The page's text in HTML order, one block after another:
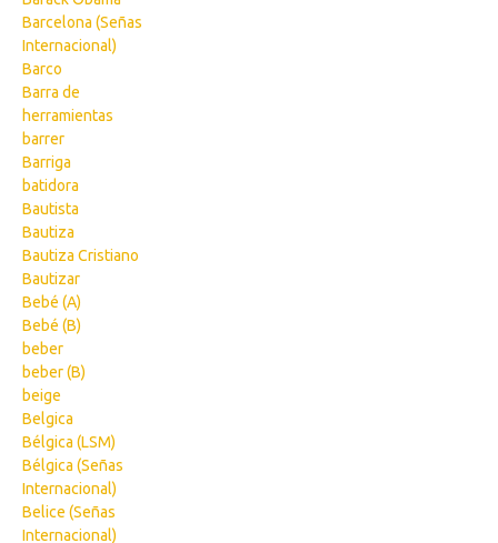
Barcelona (Señas
Internacional)
Barco
Barra de
herramientas
barrer
Barriga
batidora
Bautista
Bautiza
Bautiza Cristiano
Bautizar
Bebé (A)
Bebé (B)
beber
beber (B)
beige
Belgica
Bélgica (LSM)
Bélgica (Señas
Internacional)
Belice (Señas
Internacional)